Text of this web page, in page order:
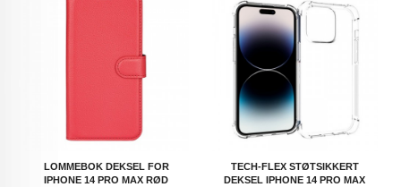
LOMMEBOK DEKSEL FOR
IPHONE 14 PRO MAX RØD
TECH-FLEX STØTSIKKERT
DEKSEL IPHONE 14 PRO MAX